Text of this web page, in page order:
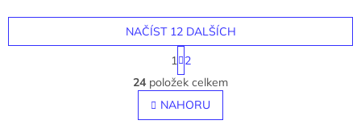
O
v
l
á
NAČÍST 12 DALŠÍCH
S
t
r
á
n
k
1
2
24položek celkem
NAHORU